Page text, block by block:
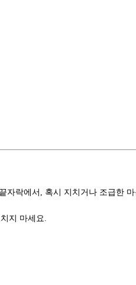
자락에서, 혹시 지치거나 조급한
지 마세요.